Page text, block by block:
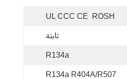
UL CCC CE  ROSH
ثابتة
R134a
R134a R404A/R507